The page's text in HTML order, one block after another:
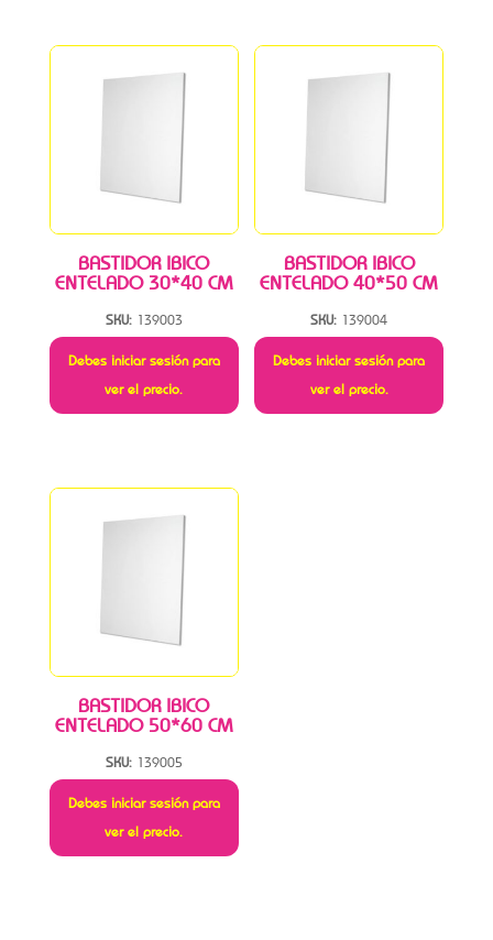
BASTIDOR IBICO
ENTELADO 30*40 CM
SKU: 139003
Debes iniciar sesión para
ver el precio.
BASTIDOR IBICO
ENTELADO 40*50 CM
SKU: 139004
Debes iniciar sesión para
ver el precio.
BASTIDOR IBICO
ENTELADO 50*60 CM
SKU: 139005
Debes iniciar sesión para
ver el precio.